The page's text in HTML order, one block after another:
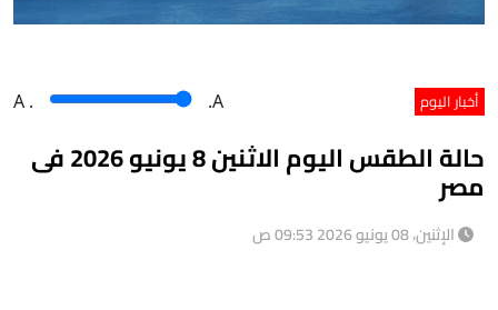
أخبار اليوم A . .A
حالة الطقس اليوم الاثنين 8 يونيو 2026 فى
مصر
الإثنين، 08 يونيو 2026 09:53 ص